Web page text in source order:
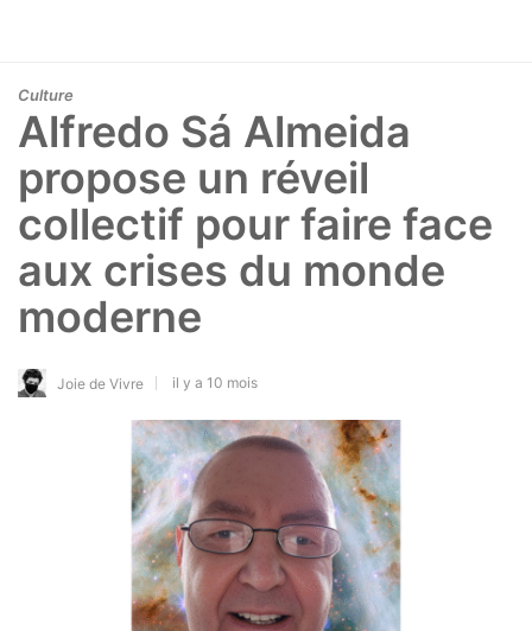
Culture
Alfredo Sá Almeida
propose un réveil
collectif pour faire face
aux crises du monde
moderne
Joie de Vivre il y a 10 mois